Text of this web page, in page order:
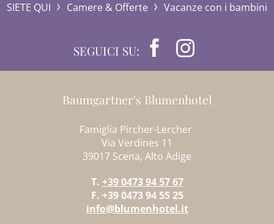
SIETE QUI Camere & Offerte Vacanze con i bambini
SEGUICI SU:
Baumgartner's Blumenhotel
Famiglia Pircher-Lercher
Via Verdines 11
39017 Scena, Alto Adige
T. +39 0473 94 57 67
F. +39 0473 94 55 25
info@blumenhotel.it